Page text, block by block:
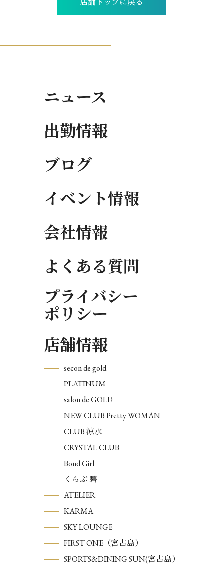
店舗トップに戻る
ニュース
出勤情報
ブログ
イベント情報
会社情報
よくある質問
プライバシー
ポリシー
店舗情報
secon de gold
PLATINUM
salon de GOLD
NEW CLUB Pretty WOMAN
CLUB 涼水
CRYSTAL CLUB
Bond Girl
くらぶ 碧
ATELIER
KARMA
SKY LOUNGE
FIRST ONE（宮古島）
SPORTS&DINING SUN(宮古島）